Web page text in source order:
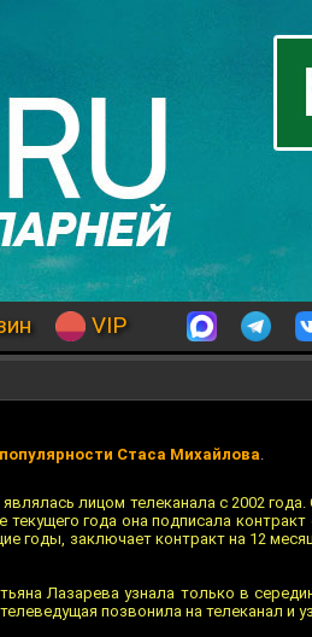
VIP
Стаса Михайлова.
лицом телеканала с 2002
года она подписала
годы, заключает контракт на 12
Лазарева узнала только в
позвонила на телеканал и